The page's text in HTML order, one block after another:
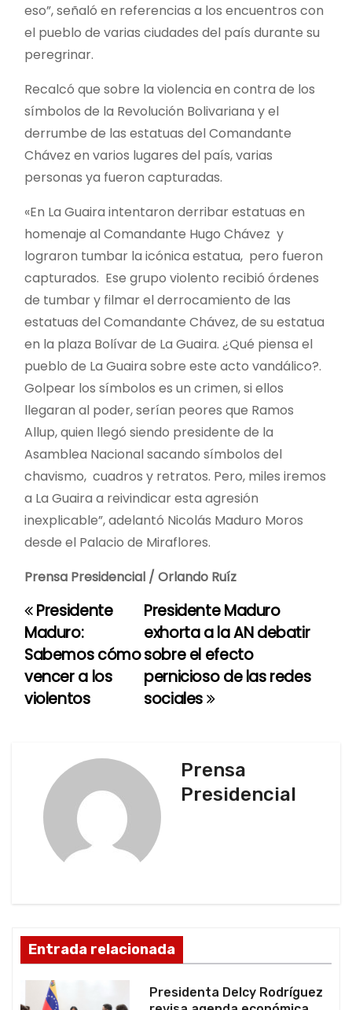
eso”, señaló en referencias a los encuentros con
el pueblo de varias ciudades del país durante su
peregrinar.
Recalcó que sobre la violencia en contra de los
símbolos de la Revolución Bolivariana y el
derrumbe de las estatuas del Comandante
Chávez en varios lugares del país, varias
personas ya fueron capturadas.
«En La Guaira intentaron derribar estatuas en
homenaje al Comandante Hugo Chávez y
lograron tumbar la icónica estatua, pero fueron
capturados. Ese grupo violento recibió órdenes
de tumbar y filmar el derrocamiento de las
estatuas del Comandante Chávez, de su estatua
en la plaza Bolívar de La Guaira. ¿Qué piensa el
pueblo de La Guaira sobre este acto vandálico?.
Golpear los símbolos es un crimen, si ellos
llegaran al poder, serían peores que Ramos
Allup, quien llegó siendo presidente de la
Asamblea Nacional sacando símbolos del
chavismo, cuadros y retratos. Pero, miles iremos
a La Guaira a reivindicar esta agresión
inexplicable”, adelantó Nicolás Maduro Moros
desde el Palacio de Miraflores.
Prensa Presidencial / Orlando Ruíz
N
a
v
d
e
Presidente Maduro
exhorta a la AN debatir
sobre el efecto
pernicioso de las redes
sociales
Presidente
Maduro:
Sabemos cómo
vencer a los
violentos
Prensa
Presidencial
Entrada relacionada
Presidenta Delcy Rodríguez